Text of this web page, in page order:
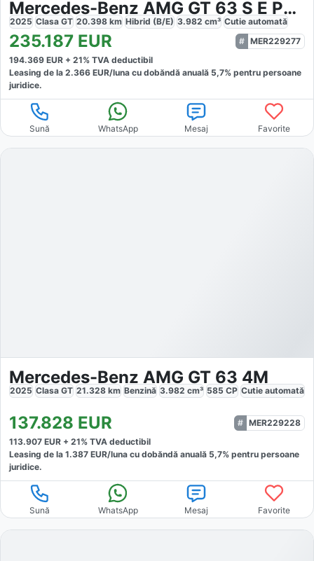
Mercedes-Benz AMG GT 63 S E Performance Keramisch
2025 Clasa GT 20.398 km Hibrid (B/E) 3.982 cm³ Cutie automată
235.187 EUR
MER229277
194.369 EUR + 21% TVA deductibil
Leasing de la 2.366 EUR/luna cu dobăndă anuală 5,7% pentru persoane
juridice.
Sună WhatsApp Mesaj Favorite
Mercedes-Benz AMG GT 63 4M
2025 Clasa GT 21.328 km Benzină 3.982 cm³ 585 CP Cutie automată
137.828 EUR
MER229228
113.907 EUR + 21% TVA deductibil
Leasing de la 1.387 EUR/luna cu dobăndă anuală 5,7% pentru persoane
juridice.
Sună WhatsApp Mesaj Favorite